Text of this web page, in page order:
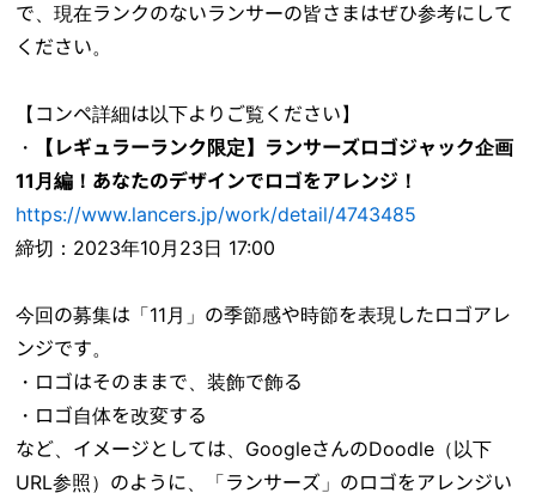
で、現在ランクのないランサーの皆さまはぜひ参考にして
ください。
【コンペ詳細は以下よりご覧ください】
・
【レギュラーランク限定】ランサーズロゴジャック企画
11月編！あなたのデザインでロゴをアレンジ！
https://www.lancers.jp/work/detail/4743485
締切：2023年10月23日 17:00
今回の募集は「11月」の季節感や時節を表現したロゴアレ
ンジです。
・ロゴはそのままで、装飾で飾る
・ロゴ自体を改変する
など、イメージとしては、GoogleさんのDoodle（以下
URL参照）のように、「ランサーズ」のロゴをアレンジい